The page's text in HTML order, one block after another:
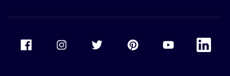
Accor Facebook Accor TwitterAccor PinterestAccor Youtube
Accor